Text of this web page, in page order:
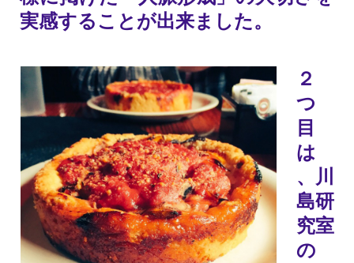
実感することが出来ました。
２
つ
目
は
、川
島研
究室
の